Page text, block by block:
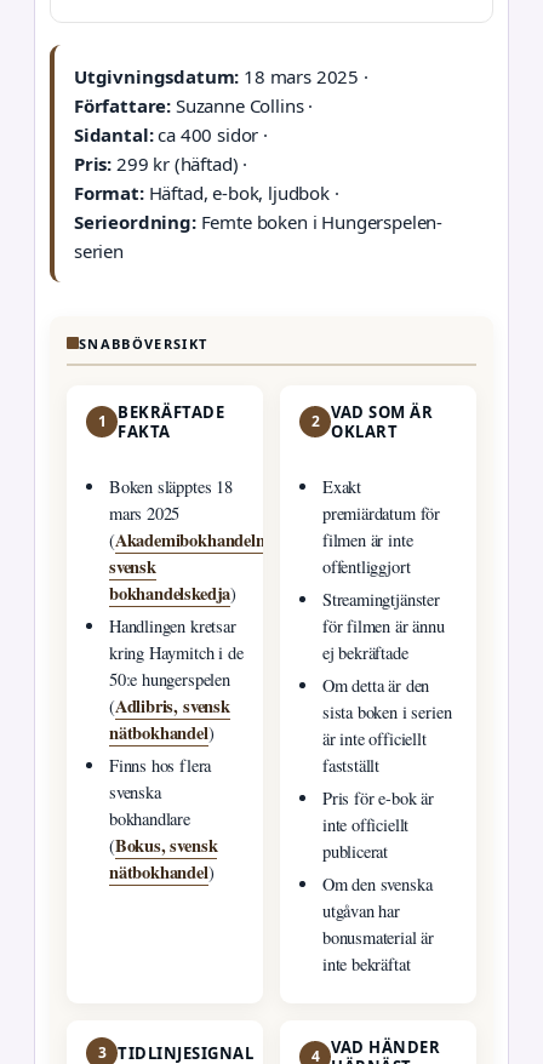
Utgivningsdatum: 18 mars 2025 ·
Författare: Suzanne Collins ·
Sidantal:ca 400 sidor ·
Pris: 299 kr (häftad) ·
Format:Häftad, e-bok, ljudbok ·
Serieordning:Femte boken i Hungerspelen-
serien
SNABBÖVERSIKT
1
BEKRÄFTADE
FAKTA
Boken släpptes 18
mars 2025
(Akademibokhandeln,
svensk
bokhandelskedja)
Handlingen kretsar
kring Haymitch i de
50:e hungerspelen
(Adlibris, svensk
nätbokhandel)
Finns hos flera
svenska
bokhandlare
(Bokus, svensk
nätbokhandel)
2 VAD SOM ÄR
OKLART
Exakt
premiärdatum för
filmen är inte
offentliggjort
Streamingtjänster
för filmen är ännu
ej bekräftade
Om detta är den
sista boken i serien
är inte officiellt
fastställt
Pris för e-bok är
inte officiellt
publicerat
Om den svenska
utgåvan har
bonusmaterial är
inte bekräftat
3 TIDLINJESIGNAL 4 VAD HÄNDER